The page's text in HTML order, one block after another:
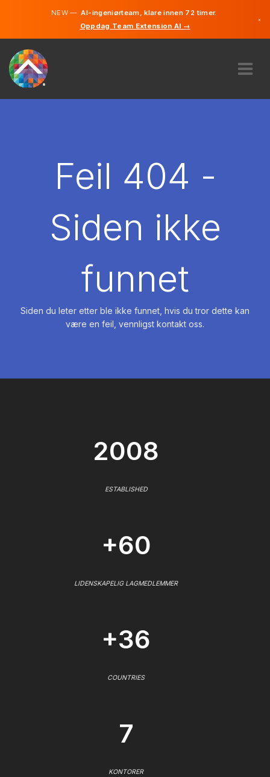
NEW —AI-ingeniørteam, klare innen 72 timer.
Oppdag Team Extension AI →
×
Feil 404 -
Siden ikke
funnet
Siden du leter etter ble ikke funnet, hvis du tror dette kan
være en feil, vennligst kontakt oss.
2008
ESTABLISHED
+60
LIDENSKAPELIG LAGMEDLEMMER
+36
COUNTRIES
7
KONTORER